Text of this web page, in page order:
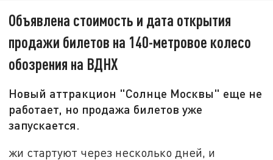
Объявлена стоимость и дата открытия
продажи билетов на 140-метровое колесо
обозрения на ВДНХ
Новый аттракцион "Солнце Москвы" еще не
работает, но продажа билетов уже
запускается.
жи стартуют через несколько дней, и